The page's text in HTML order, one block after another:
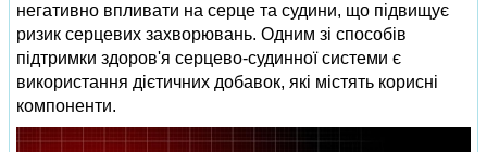
негативно впливати на серце та судини, що підвищує
ризик серцевих захворювань. Одним зі способів
підтримки здоров'я серцево-судинної системи є
використання дієтичних добавок, які містять корисні
компоненти.